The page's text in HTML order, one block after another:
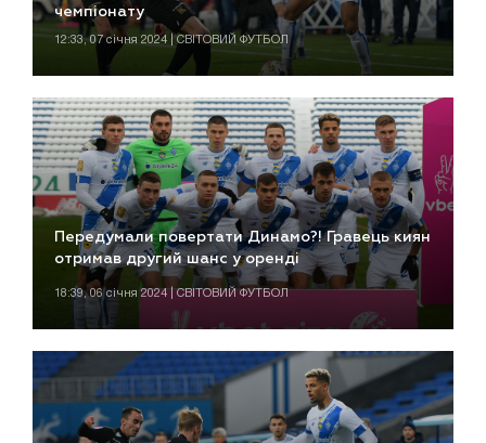
чемпіонату
12:33, 07 січня 2024 | СВІТОВИЙ ФУТБОЛ
Передумали повертати Динамо?! Гравець киян
отримав другий шанс у оренді
18:39, 06 січня 2024 | СВІТОВИЙ ФУТБОЛ